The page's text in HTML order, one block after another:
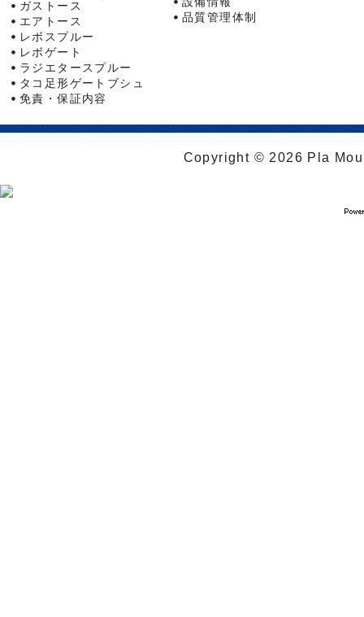
ガストース
エアトース
レボスプルー
レボゲート
ラジエタースプルー
タコ足形ゲートブシュ
免責・保証内容
品質管理体制
Copyright © 2026 Pla